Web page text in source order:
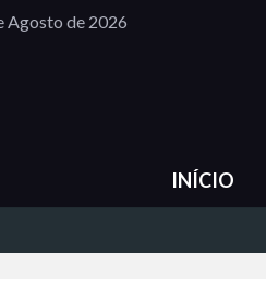
Agosto de 2026
INÍCIO